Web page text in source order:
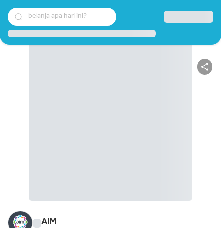
belanja apa hari ini?
AIM